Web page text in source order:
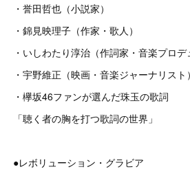
・誉田哲也（小説家）
・錦見映理子（作家・歌人）
・いしわたり淳治（作詞家・音楽プロデ
・宇野維正（映画・音楽ジャーナリスト）
・欅坂46ファンが選んだ珠玉の歌詞
「聴く者の胸を打つ歌詞の世界」
●レボリューション・グラビア